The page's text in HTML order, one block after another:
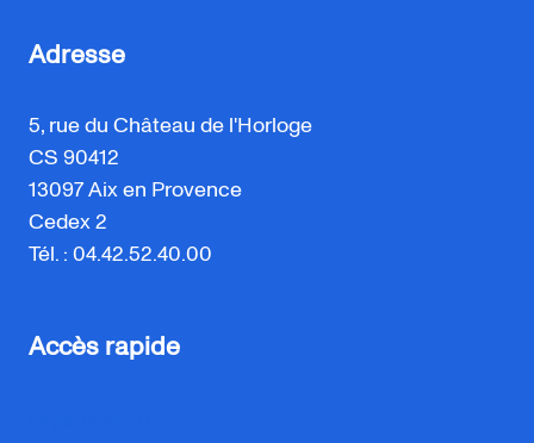
Adresse
5, rue du Château de l'Horloge
CS 90412
13097 Aix en Provence
Cedex 2
Tél. : 04.42.52.40.00
Accès rapide